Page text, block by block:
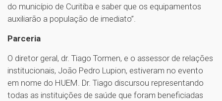
do município de Curitiba e saber que os equipamentos
auxiliarão a população de imediato”.
Parceria
O diretor geral, dr. Tiago Tormen, e o assessor de relações
institucionais, João Pedro Lupion, estiveram no evento
em nome do HUEM. Dr. Tiago discursou representando
todas as instituições de saúde que foram beneficiadas